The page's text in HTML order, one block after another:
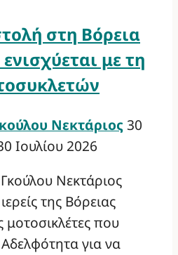
στη Βόρεια
με τη
Νεκτάριος 30
Ιουλίου 2026
Νεκτάριος
της Βόρειας
μοτοσικλέτες που
για να